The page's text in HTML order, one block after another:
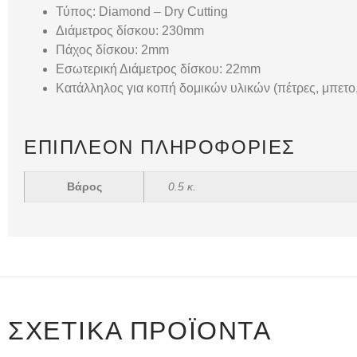
Τύπος: Diamond – Dry Cutting
Διάμετρος δίσκου: 230mm
Πάχος δίσκου: 2mm
Εσωτερική Διάμετρος δίσκου: 22mm
Κατάλληλος για κοπή δομικών υλικών (πέτρες,
ΕΠΙΠΛΈΟΝ ΠΛΗΡΟΦΟΡΊΕΣ
Βάρος 0.5 κ.
ΣΧΕΤΙΚΆ ΠΡΟΪΌΝΤΑ